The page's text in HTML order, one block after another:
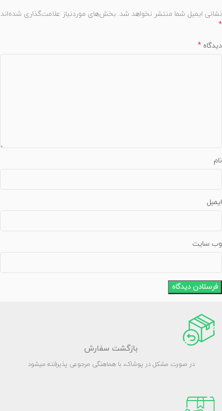
نشانی ایمیل شما منتشر نخواهد شد. بخش‌های موردنیاز علامت‌گذاری شده‌اند
*
دیدگاه *
نام
ایمیل
وب‌ سایت
بازگشت سفارش
در صورت مشکل در پوشاک، با هماهنگی مرجوعی پذیرفته میشود